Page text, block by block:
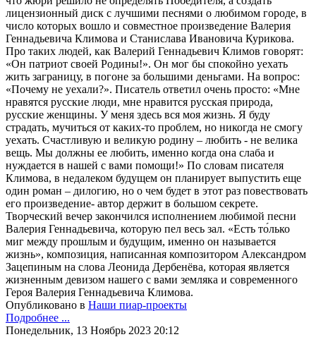
лицензионный диск с лучшими песнями о любимом городе, в
число которых вошло и совместное произведение Валерия
Геннадьевича Климова и Станислава Ивановича Курикова.
Про таких людей, как Валерий Геннадьевич Климов говорят:
«Он патриот своей Родины!». Он мог бы спокойно уехать
жить заграницу, в погоне за большими деньгами. На вопрос:
«Почему не уехали?». Писатель ответил очень просто: «Мне
нравятся русские люди, мне нравится русская природа,
русские женщины. У меня здесь вся моя жизнь. Я буду
страдать, мучиться от каких-то проблем, но никогда не смогу
уехать. Счастливую и великую родину – любить - не велика
вещь. Мы должны ее любить, именно когда она слаба и
нуждается в нашей с вами помощи!» По словам писателя
Климова, в недалеком будущем он планирует выпустить еще
один роман – дилогию, но о чем будет в этот раз повествовать
его произведение- автор держит в большом секрете.
Творческий вечер закончился исполнением любимой песни
Валерия Геннадьевича, которую пел весь зал. «Есть то́лько
миг между прошлым и будущим, именно он называется
жизнь», композиция, написанная композитором Александром
Зацепиным на слова Леонида Дербенёва, которая является
жизненным девизом нашего с вами земляка и современного
Героя Валерия Геннадьевича Климова.
Опубликовано в Наши пиар-проекты
Подробнее ...
Понедельник, 13 Ноябрь 2023 20:12